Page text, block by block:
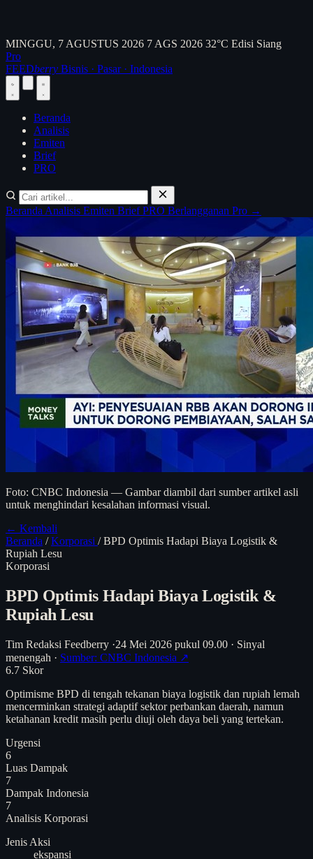
MINGGU, 7 AGUSTUS 2026 7 AGS 2026 32°C Edisi Siang
Pro
FEEDberry Bisnis · Pasar · Indonesia
Beranda
Analisis
Emiten
Brief
PRO
Beranda Analisis Emiten BriefPRO Berlangganan Pro →
Foto: CNBC Indonesia — Gambar diambil dari sumber artikel asli
untuk menghindari kesalahan informasi visual.
← Kembali
Beranda / Korporasi / BPD Optimis Hadapi Biaya Logistik &
Rupiah Lesu
Korporasi
BPD Optimis Hadapi Biaya Logistik &
Rupiah Lesu
Tim Redaksi Feedberry ·24 Mei 2026 pukul 09.00 · Sinyal
menengah · Sumber: CNBC Indonesia ↗
6.7 Skor
Optimisme BPD di tengah tekanan biaya logistik dan rupiah lemah
mencerminkan strategi adaptif sektor perbankan daerah, namun
ketahanan kredit masih perlu diuji oleh daya beli yang tertekan.
Urgensi
6
Luas Dampak
7
Dampak Indonesia
7
Analisis Korporasi
Jenis Aksi
ekspansi